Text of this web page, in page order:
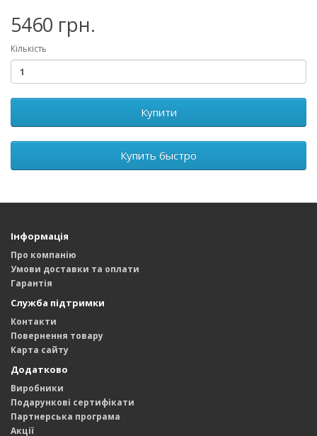
5460 грн.
Кількість
Купити
Купить быстро
Інформація
Про компанію
Умови доставки та оплати
Гарантія
Служба підтримки
Контакти
Повернення товару
Карта сайту
Додатково
Виробники
Подарункові сертифікати
Партнерська програма
Акції